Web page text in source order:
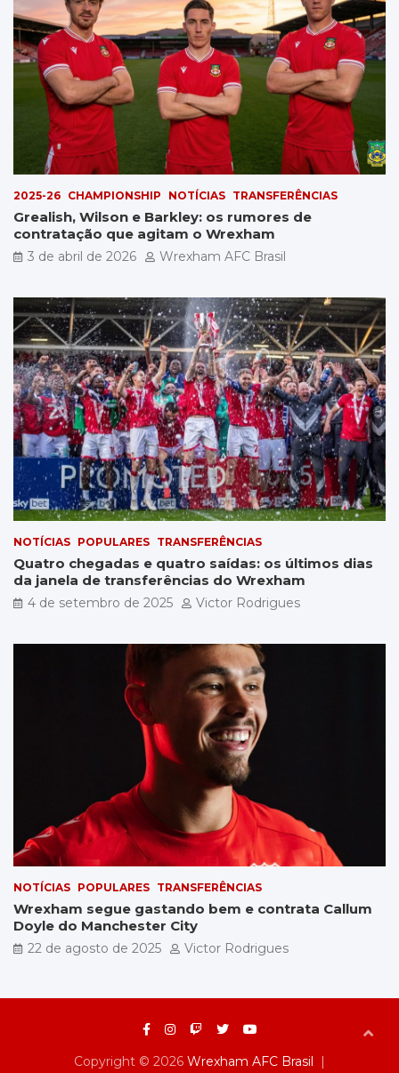
2025-26 CHAMPIONSHIP NOTÍCIAS TRANSFERÊNCIAS
Grealish, Wilson e Barkley: os rumores de
contratação que agitam o Wrexham
3 de abril de 2026 Wrexham AFC Brasil
NOTÍCIAS POPULARES TRANSFERÊNCIAS
Quatro chegadas e quatro saídas: os últimos dias
da janela de transferências do Wrexham
4 de setembro de 2025 Victor Rodrigues
NOTÍCIAS POPULARES TRANSFERÊNCIAS
Wrexham segue gastando bem e contrata Callum
Doyle do Manchester City
22 de agosto de 2025 Victor Rodrigues
Copyright © 2026 Wrexham AFC Brasil